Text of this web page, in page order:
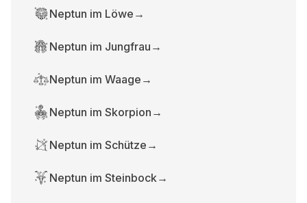
Neptun im Löwe →
Neptun im Jungfrau →
Neptun im Waage →
Neptun im Skorpion →
Neptun im Schütze →
Neptun im Steinbock→